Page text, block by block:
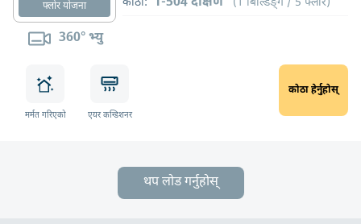
फ्लोर योजना
360° भ्यु
मर्मत गरिएको एयर कन्डिशनर
कोठा हेर्नुहोस्
थप लोड गर्नुहोस्